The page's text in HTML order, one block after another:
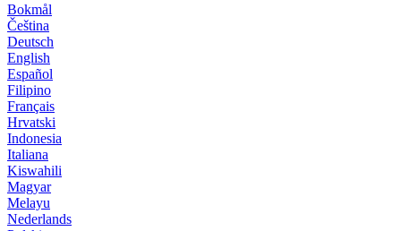
Bokmål
Čeština
Deutsch
English
Español
Filipino
Français
Hrvatski
Indonesia
Italiana
Kiswahili
Magyar
Melayu
Nederlands